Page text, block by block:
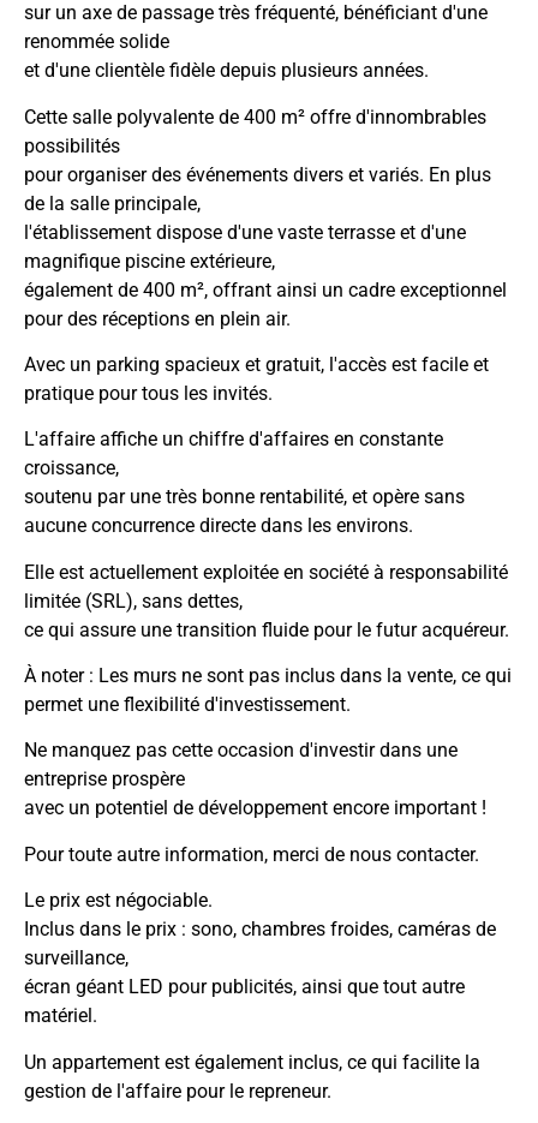
sur un axe de passage très fréquenté, bénéficiant d'une
renommée solide
et d'une clientèle fidèle depuis plusieurs années.
Cette salle polyvalente de 400 m² offre d'innombrables
possibilités
pour organiser des événements divers et variés. En plus
de la salle principale,
l'établissement dispose d'une vaste terrasse et d'une
magnifique piscine extérieure,
également de 400 m², offrant ainsi un cadre exceptionnel
pour des réceptions en plein air.
Avec un parking spacieux et gratuit, l'accès est facile et
pratique pour tous les invités.
L'affaire affiche un chiffre d'affaires en constante
croissance,
soutenu par une très bonne rentabilité, et opère sans
aucune concurrence directe dans les environs.
Elle est actuellement exploitée en société à responsabilité
limitée (SRL), sans dettes,
ce qui assure une transition fluide pour le futur acquéreur.
À noter : Les murs ne sont pas inclus dans la vente, ce qui
permet une flexibilité d'investissement.
Ne manquez pas cette occasion d'investir dans une
entreprise prospère
avec un potentiel de développement encore important !
Pour toute autre information, merci de nous contacter.
Le prix est négociable.
Inclus dans le prix : sono, chambres froides, caméras de
surveillance,
écran géant LED pour publicités, ainsi que tout autre
matériel.
Un appartement est également inclus, ce qui facilite la
gestion de l'affaire pour le repreneur.